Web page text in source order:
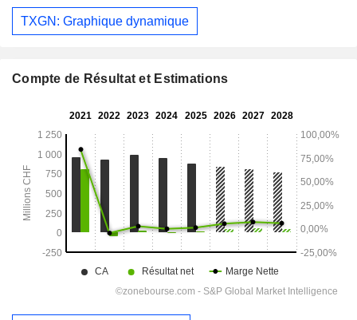
TXGN: Graphique dynamique
Compte de Résultat et Estimations